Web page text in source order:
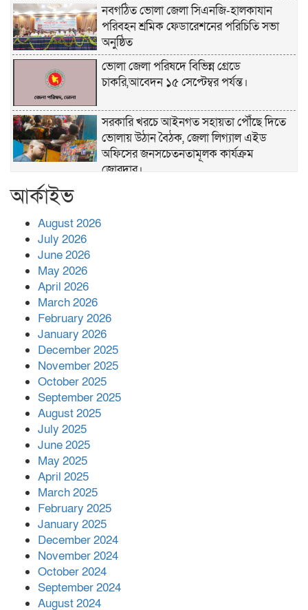
নবগঠিত ভোলা জেলা সিএনজি-হালকাযান
পরিবহন শ্রমিক ফেডারেশনের পরিচিতি সভা
অনুষ্ঠিত
ভোলা জেলা পরিষদে বিভিন্ন গ্রেডে
চাকরি,আবেদন ১৫ সেপ্টেম্বর পর্যন্ত।
সরকারি খরচে আইনগত সহায়তা পৌঁছে দিতে
ভোলায় উঠান বৈঠক, জেলা লিগ্যাল এইড
অফিসের জনসচেতনতামূলক কার্যক্রম
জোরদার।
প্রসাদ দাসের সহকারী অধ্যাপক পদে পদোন্নতি।
খাল পুনঃখননে সাশ্রয়,সরকারি কোষাগারে ফিরল
২ কোটি ২০ লাখ টাকা।সততার অনন্য দৃষ্টান্ত
স্থাপন করলেন ইউএনও বেদবতী মিস্ত্রী।
‘জ্বিন হাজিরে স্বর্ণ দ্বিগুণ’— প্রতারণার ফাঁদে ১৭
আর্কাইভ
August 2026
July 2026
June 2026
May 2026
April 2026
March 2026
February 2026
January 2026
December 2025
November 2025
October 2025
September 2025
August 2025
July 2025
June 2025
May 2025
April 2025
March 2025
February 2025
January 2025
December 2024
November 2024
October 2024
September 2024
August 2024